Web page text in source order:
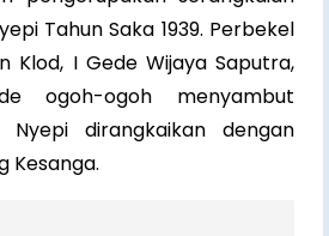
Tahun Saka 1939. Perbekel
Klod, I Gede Wijaya Saputra,
ogoh-ogoh menyambut
dirangkaikan dengan
Kesanga.